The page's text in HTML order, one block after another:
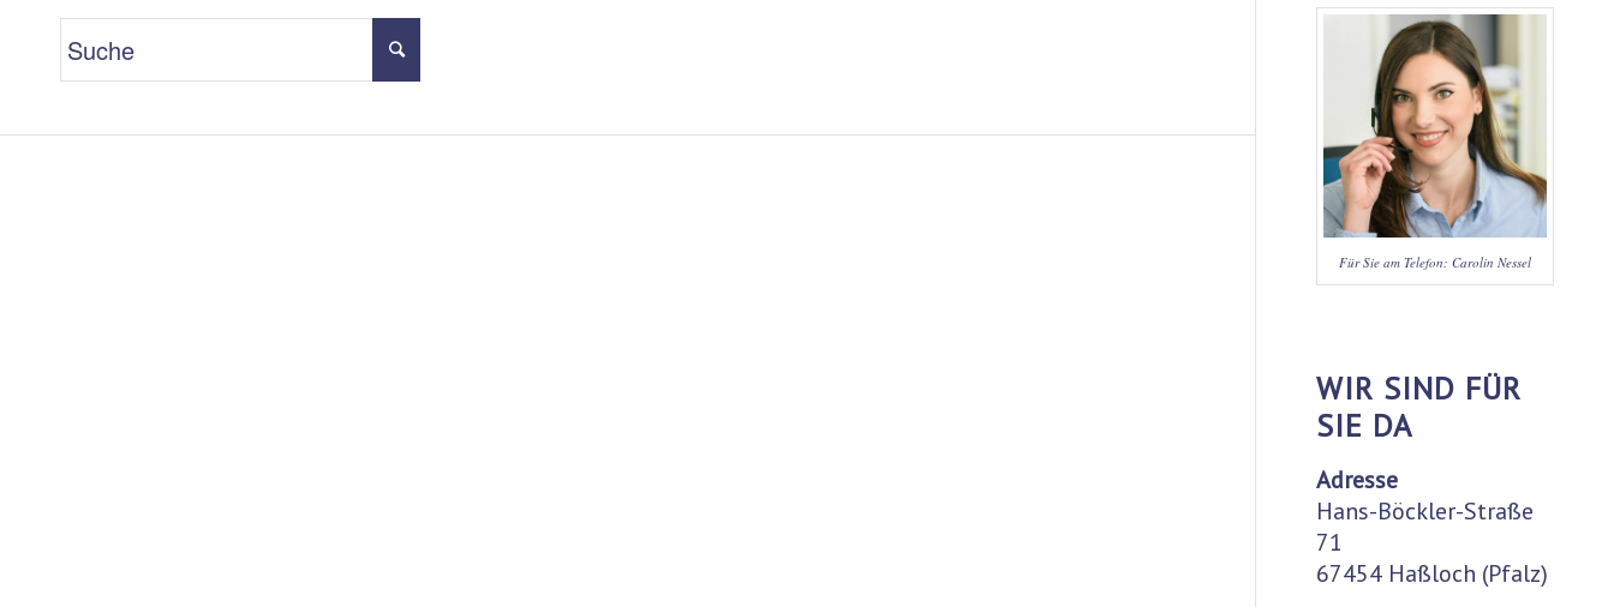
Für Sie am Telefon: Carolin Nessel
WIR SIND FÜR
SIE DA
Adresse
Hans-Böckler-Straße
71
67454 Haßloch (Pfalz)